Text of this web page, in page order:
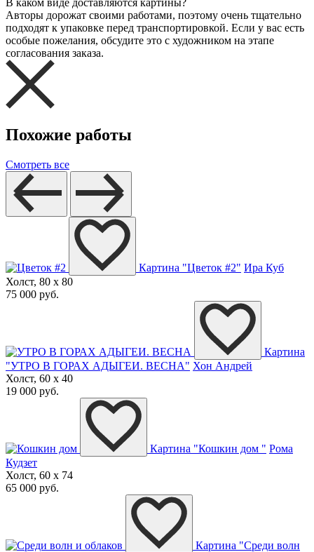
В каком виде доставляются картины?
Авторы дорожат своими работами, поэтому очень тщательно
подходят к упаковке перед транспортировкой. Если у вас есть
особые пожелания, обсудите это с художником на этапе
согласования заказа.
Похожие работы
Смотреть все
Картина "Цветок #2" Ира Куб
Холст, 80 x 80
75 000 руб.
Картина
"УТРО В ГОРАХ АДЫГЕИ. ВЕСНА" Хон Андрей
Холст, 60 x 40
19 000 руб.
Картина "Кошкин дом " Рома
Кудзет
Холст, 60 x 74
65 000 руб.
Картина "Среди волн